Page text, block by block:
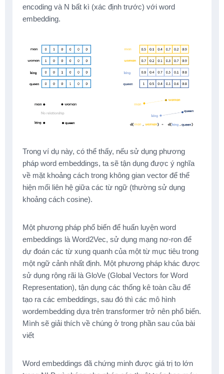
encoding và N bất kì (xác định trước) với word
embedding.
Trong ví dụ này, có thể thấy, nếu sử dụng phương
pháp word embeddings, ta sẽ tận dụng được ý nghĩa
về mặt khoảng cách trong không gian vector để thể
hiện mối liên hệ giữa các từ ngữ (thường sử dụng
khoảng cách cosine).
Một phương pháp phổ biến để huấn luyện word
embeddings là Word2Vec, sử dụng mạng nơ-ron để
dự đoán các từ xung quanh của một từ mục tiêu trong
một ngữ cảnh nhất định. Một phương pháp khác được
sử dụng rộng rãi là GloVe (Global Vectors for Word
Representation), tận dụng các thống kê toàn cầu để
tạo ra các embeddings, sau đó thì các mô hình
wordembedding dựa trên transformer trở nên phổ biến.
Mình sẽ giải thích về chúng ở trong phần sau của bài
viết
Word embeddings đã chứng minh được giá trị to lớn